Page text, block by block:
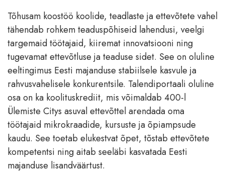
Tõhusam koostöö koolide, teadlaste ja ettevõtete vahel
tähendab rohkem teaduspõhiseid lahendusi, veelgi
targemaid töötajaid, kiiremat innovatsiooni ning
tugevamat ettevõtluse ja teaduse sidet. See on oluline
eeltingimus Eesti majanduse stabiilsele kasvule ja
rahvusvahelisele konkurentsile. Talendiportaali oluline
osa on ka koolituskrediit, mis võimaldab 400-l
Ülemiste Citys asuval ettevõttel arendada oma
töötajaid mikrokraadide, kursuste ja õpiampsude
kaudu. See toetab elukestvat õpet, tõstab ettevõtete
kompetentsi ning aitab seeläbi kasvatada Eesti
majanduse lisandväärtust.